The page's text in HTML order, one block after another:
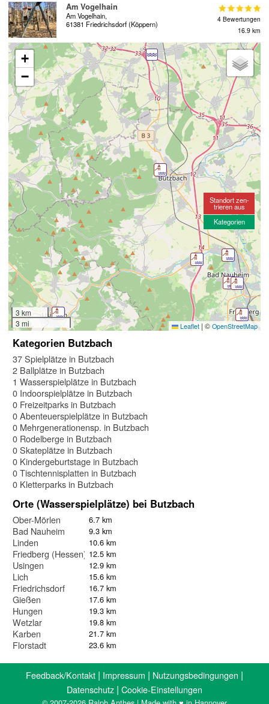
Am Vogelhain
Am Vogelhain,
61381 Friedrichsdorf (Köppern)
4 Bewertungen
16.9 km
+
−
3 km
3 mi
Leaflet | © OpenStreetMap
Standort zen-
trieren aus
Kategorien
Kategorien Butzbach
37 Spielplätze in Butzbach
2 Ballplätze in Butzbach
1 Wasserspielplätze in Butzbach
0 Indoorspielplätze in Butzbach
0 Freizeitparks in Butzbach
0 Abenteuerspielplätze in Butzbach
0 Mehrgenerationensp. in Butzbach
0 Rodelberge in Butzbach
0 Skateplätze in Butzbach
0 Kindergeburtstage in Butzbach
0 Tischtennisplatten in Butzbach
0 Kletterparks in Butzbach
Orte (Wasserspielplätze) bei Butzbach
Ober-Mörlen 6.7 km
Bad Nauheim 9.3 km
Linden 10.6 km
Friedberg (Hessen) 12.5 km
Usingen 12.9 km
Lich 15.6 km
Friedrichsdorf 16.7 km
Gießen 17.6 km
Hungen 19.3 km
Wetzlar 19.8 km
Karben 21.7 km
Florstadt 23.6 km
Feedback/Kontakt | Impressum | Nutzungsbedingungen |
Datenschutz | Cookie-Einstellungen